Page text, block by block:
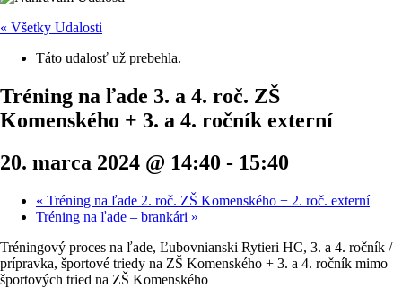
« Všetky Udalosti
Táto udalosť už prebehla.
Tréning na ľade 3. a 4. roč. ZŠ
Komenského + 3. a 4. ročník externí
20. marca 2024 @ 14:40 - 15:40
« Tréning na ľade 2. roč. ZŠ Komenského + 2. roč. externí
Tréning na ľade – brankári »
Tréningový proces na ľade, Ľubovnianski Rytieri HC, 3. a 4. ročník /
prípravka, športové triedy na ZŠ Komenského + 3. a 4. ročník mimo
športových tried na ZŠ Komenského